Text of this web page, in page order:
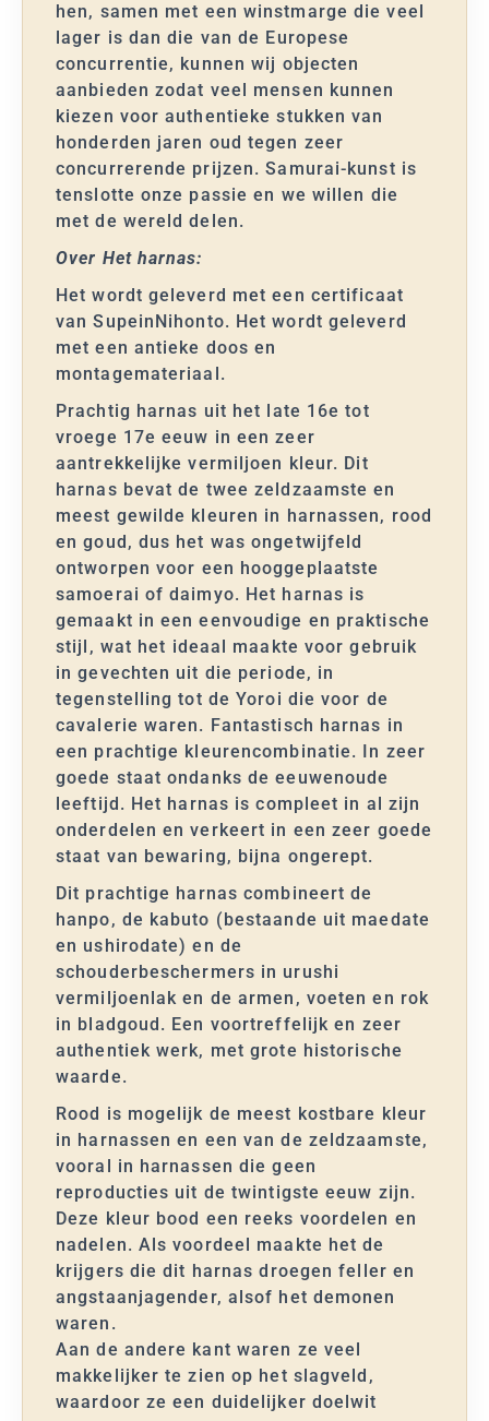
hen, samen met een winstmarge die veel
lager is dan die van de Europese
concurrentie, kunnen wij objecten
aanbieden zodat veel mensen kunnen
kiezen voor authentieke stukken van
honderden jaren oud tegen zeer
concurrerende prijzen. Samurai-kunst is
tenslotte onze passie en we willen die
met de wereld delen.
Over Het harnas:
Het wordt geleverd met een certificaat
van SupeinNihonto. Het wordt geleverd
met een antieke doos en
montagemateriaal.
Prachtig harnas uit het late 16e tot
vroege 17e eeuw in een zeer
aantrekkelijke vermiljoen kleur. Dit
harnas bevat de twee zeldzaamste en
meest gewilde kleuren in harnassen, rood
en goud, dus het was ongetwijfeld
ontworpen voor een hooggeplaatste
samoerai of daimyo. Het harnas is
gemaakt in een eenvoudige en praktische
stijl, wat het ideaal maakte voor gebruik
in gevechten uit die periode, in
tegenstelling tot de Yoroi die voor de
cavalerie waren. Fantastisch harnas in
een prachtige kleurencombinatie. In zeer
goede staat ondanks de eeuwenoude
leeftijd. Het harnas is compleet in al zijn
onderdelen en verkeert in een zeer goede
staat van bewaring, bijna ongerept.
Dit prachtige harnas combineert de
hanpo, de kabuto (bestaande uit maedate
en ushirodate) en de
schouderbeschermers in urushi
vermiljoenlak en de armen, voeten en rok
in bladgoud. Een voortreffelijk en zeer
authentiek werk, met grote historische
waarde.
Rood is mogelijk de meest kostbare kleur
in harnassen en een van de zeldzaamste,
vooral in harnassen die geen
reproducties uit de twintigste eeuw zijn.
Deze kleur bood een reeks voordelen en
nadelen. Als voordeel maakte het de
krijgers die dit harnas droegen feller en
angstaanjagender, alsof het demonen
waren.
Aan de andere kant waren ze veel
makkelijker te zien op het slagveld,
waardoor ze een duidelijker doelwit